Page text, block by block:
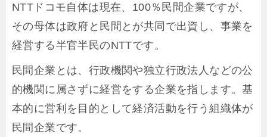
NTTドコモ自体は現在、100％民間企業ですが、
その母体は政府と民間とが共同で出資し、事業を
経営する半官半民のNTTです。
民間企業とは、行政機関や独立行政法人などの公
的機関に属さずに経営をする企業を指します。基
本的に営利を目的として経済活動を行う組織体が
民間企業です。